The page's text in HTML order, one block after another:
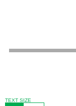
TEXT SIZE